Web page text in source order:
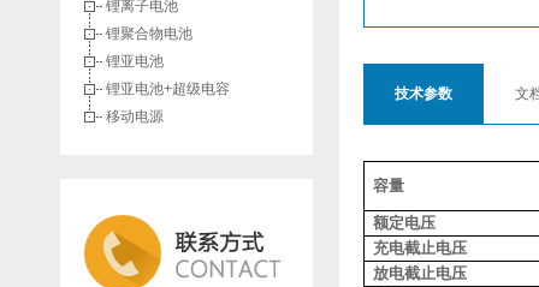
锂离子电池
锂聚合物电池
锂亚电池
锂亚电池+超级电容
移动电源
技术参数 文
容量
额定电压
充电截止电压
放电截止电压